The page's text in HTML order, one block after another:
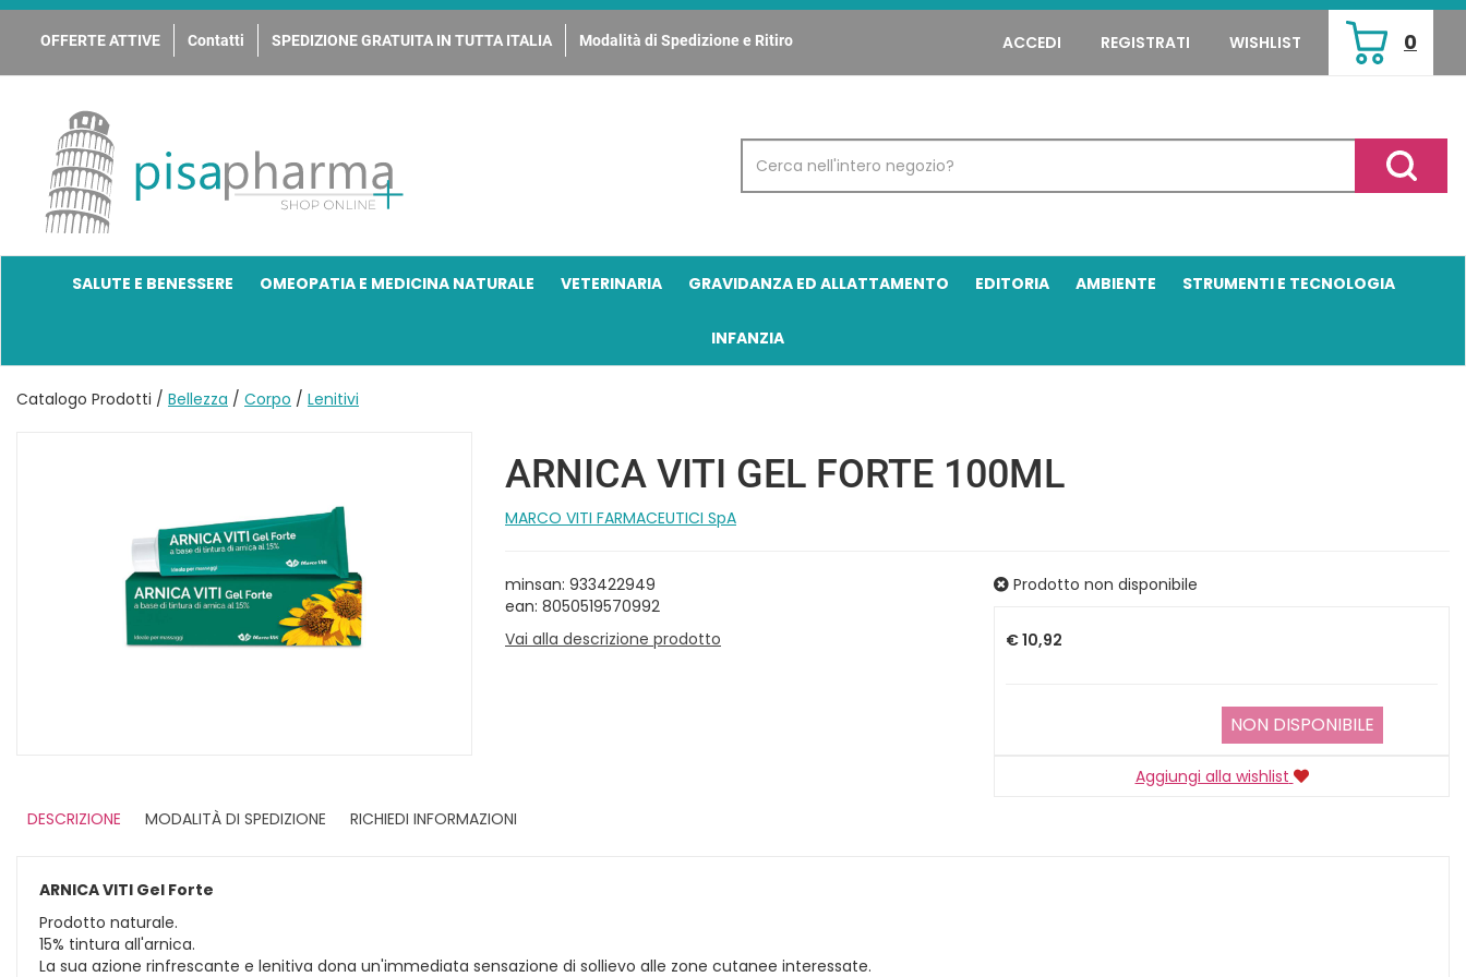
Passa
principale
OFFERTE ATTIVE Contatti SPEDIZIONE GRATUITA IN TUTTA ITALIA Modalità di Spedizione e Ritiro ACCEDI REGISTRATI WISHLIST 0
ARTICOLI
INSERITI
PisaPharma
Prodotto
Cerca
SALUTE E BENESSERE OMEOPATIA E MEDICINA NATURALE VETERINARIA GRAVIDANZA ED ALLATTAMENTO EDITORIA AMBIENTE STRUMENTI E TECNOLOGIA
INFANZIA
Catalogo Prodotti / Bellezza / Corpo / Lenitivi
ARNICA VITI GEL FORTE 100ML
MARCO VITI FARMACEUTICI SpA
minsan: 933422949
ean: 8050519570992
Vai alla descrizione prodotto
Prodotto non disponibile
€ 10,92
NON DISPONIBILE
Aggiungi alla wishlist
DESCRIZIONE
MODALITÀ DI SPEDIZIONE RICHIEDI INFORMAZIONI
ARNICA VITI Gel Forte
Prodotto naturale.
15% tintura all'arnica.
La sua azione rinfrescante e lenitiva dona un'immediata sensazione di sollievo alle zone cutanee interessate.